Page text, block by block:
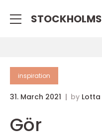
inspiration
31. March 2021 by
Gör